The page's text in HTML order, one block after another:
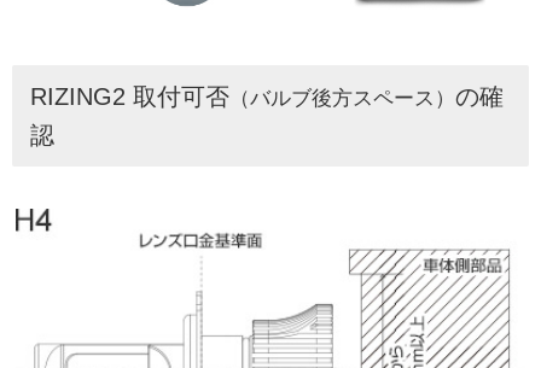
RIZING2 取付可否 （バルブ後方スペース） の確
認